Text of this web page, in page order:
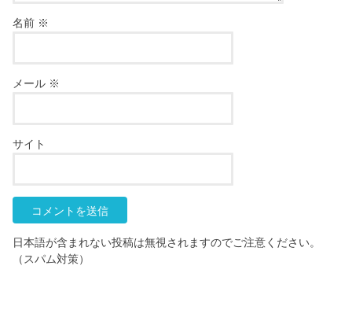
名前 ※
メール ※
サイト
日本語が含まれない投稿は無視されますのでご注意ください。
（スパム対策）